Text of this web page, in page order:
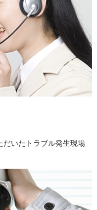
トラブルでお伺い致し
の修理依頼でお伺いい
ブルでお伺いしまし
だいたトラブル発生現場